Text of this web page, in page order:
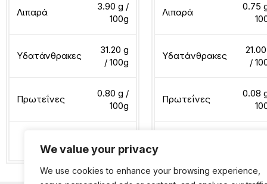
We value your privacy
We use cookies to enhance your browsing experience,
Λιπαρά
3.90 g /
100g
Υδατάνθρακες
31.20 g
/ 100g
Πρωτεΐνες
0.80 g /
100g
Διαβάστε περισσότερα
Λιπαρά
0.75
Υδατάνθρακες
/
Πρωτεΐνες
0.08